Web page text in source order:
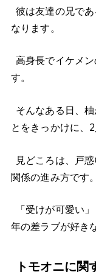
彼は友達の兄で
なります。
高身長でイケメ
す。
そんなある日、
とをきっかけに、
見どころは、戸
関係の進み方です。
「受けが可愛い
年の差ラブが好き
トモオニに関